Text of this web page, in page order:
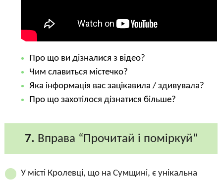
Про що ви дізналися з відео?
Чим славиться містечко?
Яка інформація вас зацікавила / здивувала?
Про що захотілося дізнатися більше?
7. Вправа “Прочитай і поміркуй”
У місті Кролевці, що на Сумщині, є унікальна